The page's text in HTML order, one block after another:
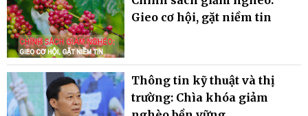
Gieo cơ hội, gặt niềm tin
Thông tin kỹ thuật và thị
trường: Chìa khóa giảm